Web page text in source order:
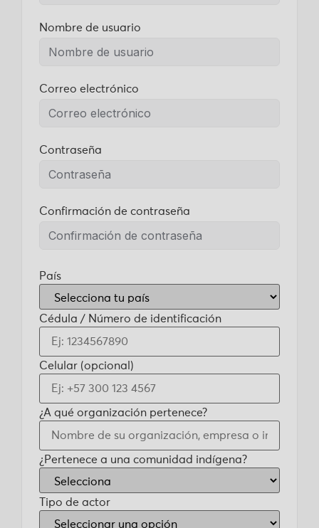
Nombre de usuario
Correo electrónico
Contraseña
Confirmación de contraseña
País
Cédula / Número de identificación
Celular (opcional)
¿A qué organización pertenece?
¿Pertenece a una comunidad indígena?
Tipo de actor